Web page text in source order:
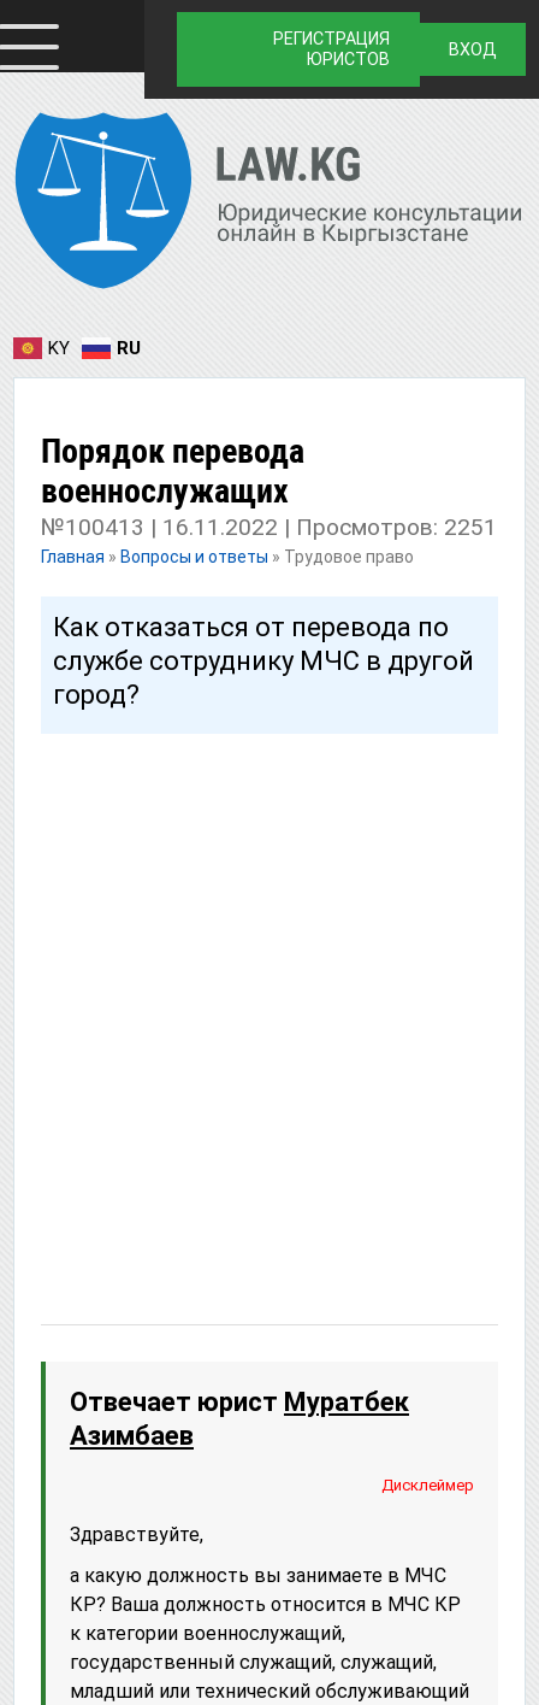
РЕГИСТРАЦИЯ
ЮРИСТОВ
ВХОД
KY RU
Порядок перевода
военнослужащих
№100413 | 16.11.2022 | Просмотров: 2251
Главная » Вопросы и ответы » Трудовое право
Как отказаться от перевода по
службе сотруднику МЧС в другой
город?
Отвечает юрист Муратбек
Азимбаев
Дисклеймер
Здравствуйте,
а какую должность вы занимаете в МЧС
КР? Ваша должность относится в МЧС КР
к категории военнослужащий,
государственный служащий, служащий,
младший или технический обслуживающий